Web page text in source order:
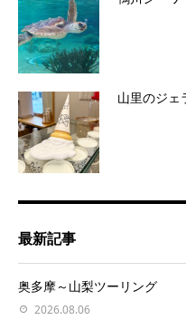
山里のジェ
最新記事
奥多摩～山梨ツーリング
2026.08.06